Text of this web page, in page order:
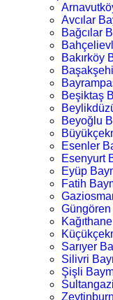
Avcılar
Bağcılar
Bakırköy
Beşiktaş
Beyoğlu
Esenler
Esenyurt
Eyüp
Fatih
Sarıyer
Silivri
Şişli